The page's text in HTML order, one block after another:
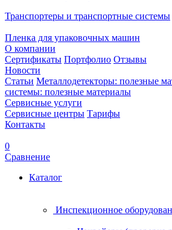
Транспортеры и транспортные системы
Пленка для упаковочных машин
О компании
Сертификаты Портфолио Отзывы
Новости
Статьи Металлодетекторы: полезные
системы: полезные материалы
Сервисные услуги
Сервисные центры Тарифы
Контакты
0
Сравнение
Каталог
Инспекционное